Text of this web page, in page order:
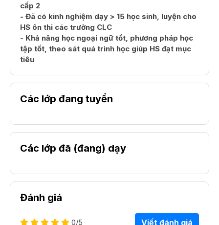
cấp 2
- Đã có kinh nghiệm dạy > 15 học sinh, luyện cho
HS ôn thi các trường CLC
- Khả năng học ngoại ngữ tốt, phương pháp học
tập tốt, theo sát quá trình học giúp HS đạt mục
tiêu
Các lớp đang tuyển
Các lớp đã (đang) dạy
Đánh giá
0/5 Viết đánh giá